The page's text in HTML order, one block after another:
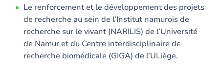
Le renforcement et le développement des projets
de recherche au sein de l’Institut namurois de
recherche sur le vivant (NARILIS) de l’Université
de Namur et du Centre interdisciplinaire de
recherche biomédicale (GIGA) de l’ULiège.